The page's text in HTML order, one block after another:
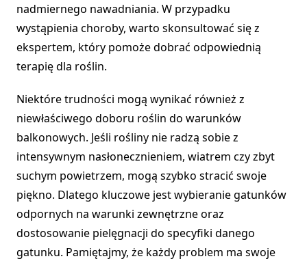
nadmiernego nawadniania. W przypadku
wystąpienia choroby, warto skonsultować się z
ekspertem, który pomoże dobrać odpowiednią
terapię dla roślin.
Niektóre trudności mogą wynikać również z
niewłaściwego doboru roślin do warunków
balkonowych. Jeśli rośliny nie radzą sobie z
intensywnym nasłonecznieniem, wiatrem czy zbyt
suchym powietrzem, mogą szybko stracić swoje
piękno. Dlatego kluczowe jest wybieranie gatunków
odpornych na warunki zewnętrzne oraz
dostosowanie pielęgnacji do specyfiki danego
gatunku. Pamiętajmy, że każdy problem ma swoje